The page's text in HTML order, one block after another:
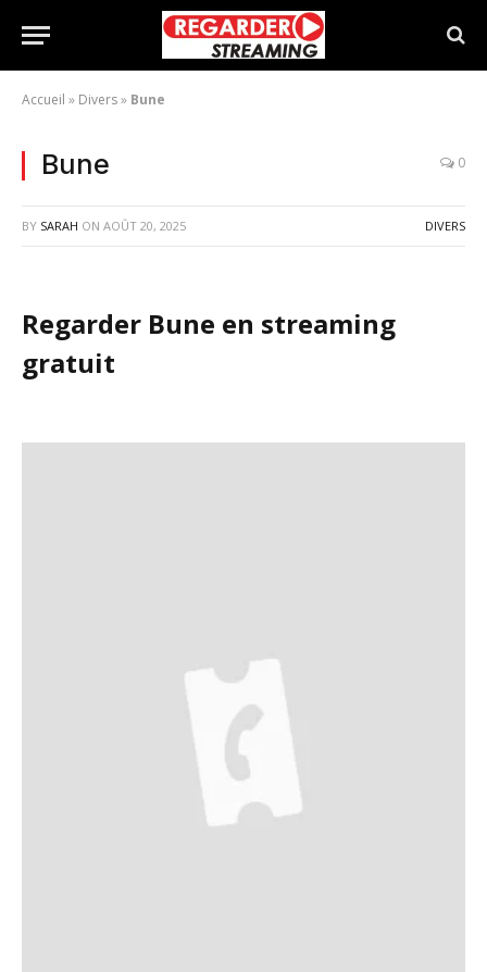
Accueil » Divers» Bune
Bune 0
BY SARAH ON AOÛT 20, 2025 DIVERS
Regarder Bune en streaming
gratuit